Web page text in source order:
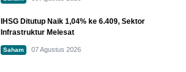
IHSG Ditutup Naik 1,04% ke 6.409, Sektor
Infrastruktur Melesat
Saham 07 Agustus 2026